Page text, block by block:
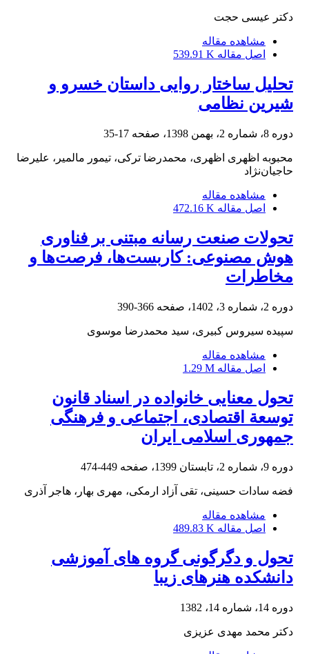
دکتر عیسی حجت
مشاهده مقاله
اصل مقاله 539.91 K
تحلیل ساختار روایی داستان خسرو و
شیرین نظامی
دوره 8، شماره 2، بهمن 1398، صفحه 17-35
محبوبه اظهری اظهری، محمدرضا ترکی، تیمور مالمیر، علیرضا
حاجیان‌نژاد
مشاهده مقاله
اصل مقاله 472.16 K
تحولات صنعت رسانه مبتنی بر فناوری
هوش مصنوعی: کاربست‌ها، فرصت‌ها و
مخاطرات
دوره 2، شماره 3، 1402، صفحه 366-390
سپیده سیروس کبیری، سید محمدرضا موسوی
مشاهده مقاله
اصل مقاله 1.29 M
تحول معنایی خانواده در اسناد قانون
توسعة اقتصادی، اجتماعی و فرهنگی
جمهوری اسلامی ایران
دوره 9، شماره 2، تابستان 1399، صفحه 449-474
فضه سادات حسینی، تقی آزاد ارمکی، مهری بهار، هاجر آذری
مشاهده مقاله
اصل مقاله 489.83 K
تحول و دگرگونی گروه های آموزشی
دانشکده هنرهای زیبا
دوره 14، شماره 14، 1382
دکتر محمد مهدی عزیزی